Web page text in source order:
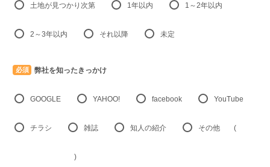
土地が見つかり次第 1年以内 1～2年以内
2～3年以内 それ以降 未定
弊社を知ったきっかけ
必須
GOOGLE YAHOO! facebook YouTube
チラシ 雑誌 知人の紹介 その他 (
)